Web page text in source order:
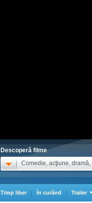
Descoperă filme
Comedie, acţiune, dramă,
Timp liber În curând Trailer